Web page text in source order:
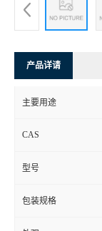
产品详请
主要用途
CAS
型号
包装规格